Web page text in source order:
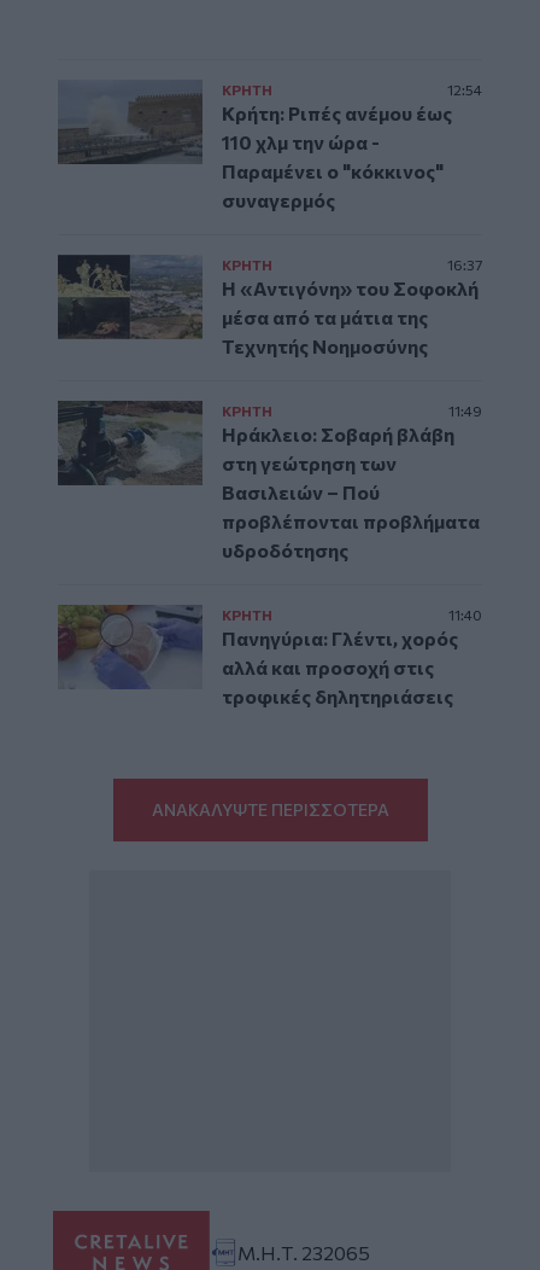
ΚΡΗΤΗ 12:54
Κρήτη: Ριπές ανέμου έως
110 χλμ την ώρα -
Παραμένει ο "κόκκινος"
συναγερμός
ΚΡΗΤΗ 16:37
Η «Αντιγόνη» του Σοφοκλή
μέσα από τα μάτια της
Τεχνητής Νοημοσύνης
ΚΡΗΤΗ 11:49
Ηράκλειο: Σοβαρή βλάβη
στη γεώτρηση των
Βασιλειών – Πού
προβλέπονται προβλήματα
υδροδότησης
ΚΡΗΤΗ 11:40
Πανηγύρια: Γλέντι, χορός
αλλά και προσοχή στις
τροφικές δηλητηριάσεις
ΑΝΑΚΑΛΥΨΤΕ ΠΕΡΙΣΣΟΤΕΡΑ
Μ.Η.Τ. 232065